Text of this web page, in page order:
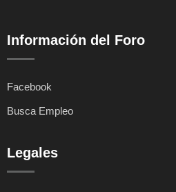
Información del Foro
Facebook
Busca Empleo
Legales